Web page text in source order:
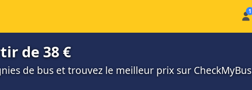
de 38 €
de bus et trouvez le meilleur prix sur CheckMyBus